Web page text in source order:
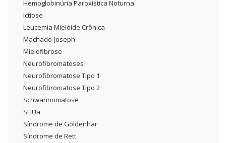
Hemoglobinúria Paroxística Noturna
Ictiose
Leucemia Mielóide Crônica
Machado-Joseph
Mielofibrose
Neurofibromatoses
Neurofibromatose Tipo 1
Neurofibromatose Tipo 2
Schwannomatose
SHUa
Síndrome de Goldenhar
Síndrome de Rett